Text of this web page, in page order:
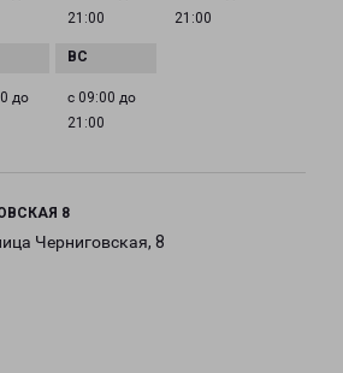
21:00
21:00
до
с 09:00 до
21:00
8
Черниговская, 8